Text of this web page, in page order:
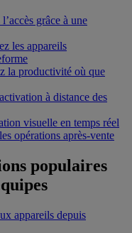
grâce à une
les appareils
la productivité où que
à distance des
visuelle en temps réel
opérations après-vente
populaires
appareils depuis